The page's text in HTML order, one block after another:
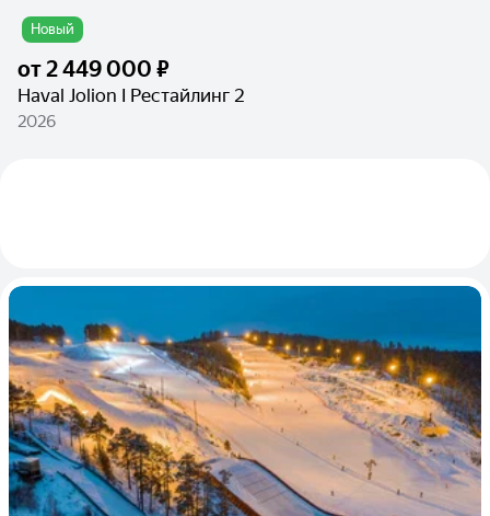
Новый
от2 449 000 ₽
Haval Jolion I Рестайлинг 2
2026